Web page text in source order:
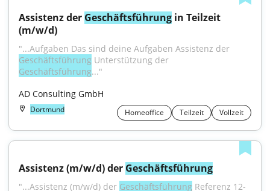
Assistenz der Geschäftsführung in Teilzeit
(m/w/d)
Geschäftsführung
Geschäftsführung..."
AD Consulting GmbH
Dortmund Homeoffice Teilzeit Vollzeit
Assistenz (m/w/d) der Geschäftsführung
"...Assistenz (m/w/d) der Geschäftsführung Referenz 12-